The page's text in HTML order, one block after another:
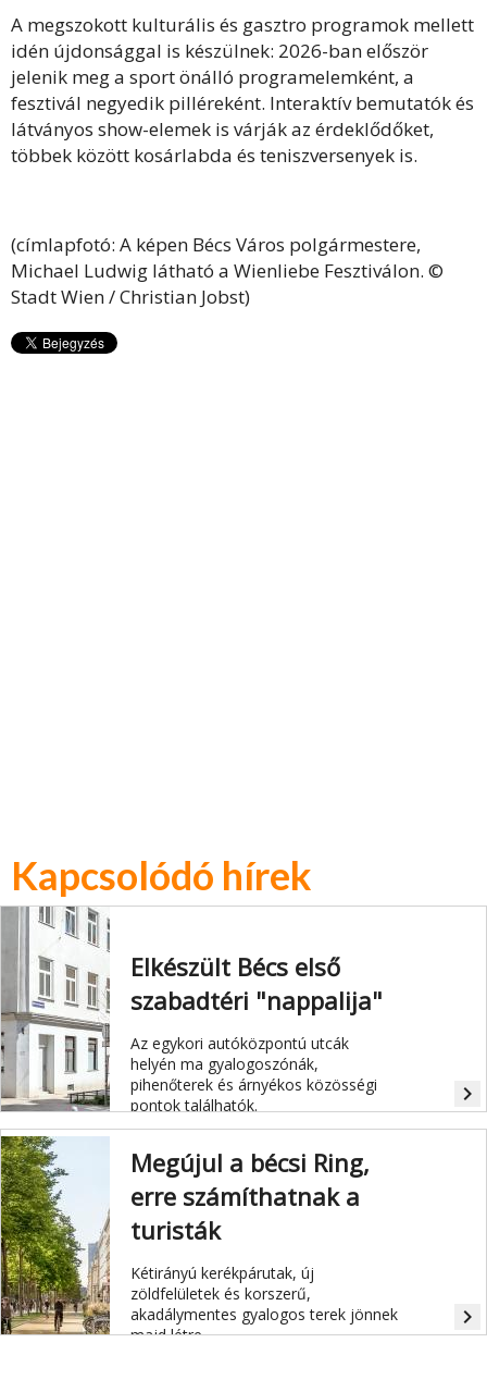
A megszokott kulturális és gasztro programok mellett
idén újdonsággal is készülnek: 2026-ban először
jelenik meg a sport önálló programelemként, a
fesztivál negyedik pilléreként. Interaktív bemutatók és
látványos show-elemek is várják az érdeklődőket,
többek között kosárlabda és teniszversenyek is.
(címlapfotó: A képen Bécs Város polgármestere,
Michael Ludwig látható a Wienliebe Fesztiválon. ©
Stadt Wien / Christian Jobst)
Kapcsolódó hírek
Elkészült Bécs első
szabadtéri "nappalija"
Az egykori autóközpontú utcák
helyén ma gyalogoszónák,
pihenőterek és árnyékos közösségi
pontok találhatók.
navigate_next
Megújul a bécsi Ring,
erre számíthatnak a
turisták
Kétirányú kerékpárutak, új
zöldfelületek és korszerű,
akadálymentes gyalogos terek jönnek
majd létre.
navigate_next